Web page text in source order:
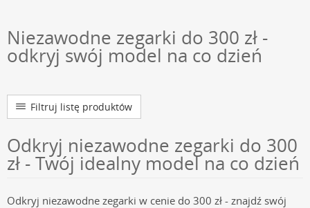
Niezawodne zegarki do 300 zł -
odkryj swój model na co dzień
Filtruj listę produktów
Odkryj niezawodne zegarki do 300
zł - Twój idealny model na co dzień
Odkryj niezawodne zegarki w cenie do 300 zł - znajdź swój